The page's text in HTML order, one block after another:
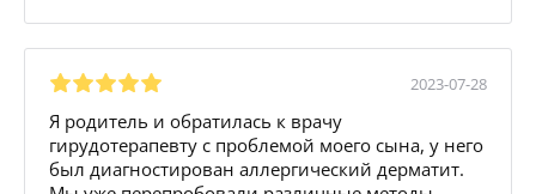
2023-07-28
Я родитель и обратилась к врачу
гирудотерапевту с проблемой моего сына, у него
был диагностирован аллергический дерматит.